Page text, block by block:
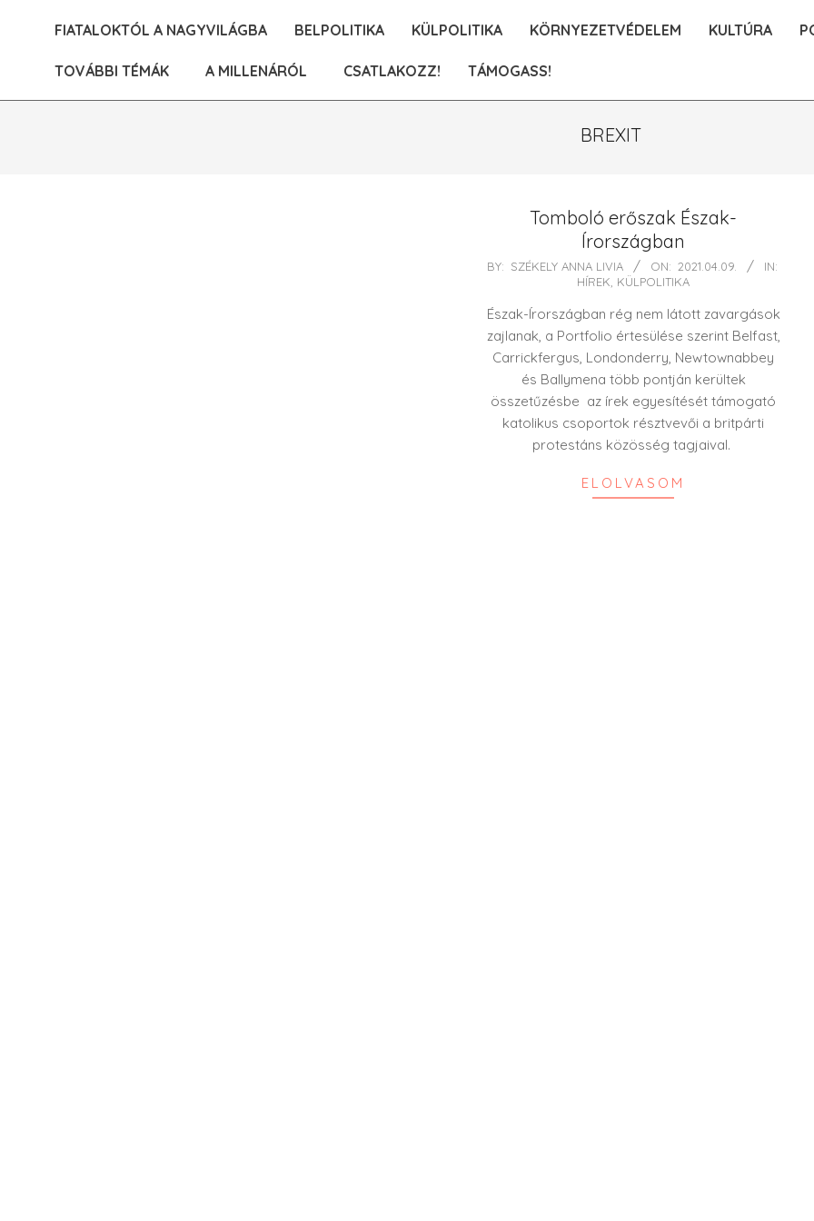
FIATALOKTÓL A NAGYVILÁGBA BELPOLITIKA KÜLPOLITIKA KÖRNYEZETVÉDELEM KULTÚRA
TOVÁBBI TÉMÁK A MILLENÁRÓL CSATLAKOZZ! TÁMOGASS!
BREXIT
Tomboló erőszak Észak-
Írországban
2021-
09
BY: SZÉKELY ANNA LIVIA ON: 2021.04.09.
IN:
HÍREK KÜLPOLITIKA
Észak-Írországban rég nem látott zavargások
zajlanak, a Portfolio értesülése szerint Belfast,
Carrickfergus, Londonderry, Newtownabbey
és Ballymena több pontján kerültek
összetűzésbe az írek egyesítését támogató
katolikus csoportok résztvevői a britpárti
protestáns közösség tagjaival.
ELOLVASOM